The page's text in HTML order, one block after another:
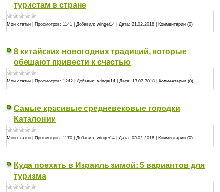
туристам в стране
Мои статьи Просмотров: 1141 Добавил: winger14 Дата: 21.02.2018 Комментарии (0)
8 китайских новогодних традиций, которые
обещают привести к счастью
Мои статьи Просмотров: 1242 Добавил: winger14 Дата: 13.02.2018 Комментарии (0)
Самые красивые средневековые городки
Каталонии
Мои статьи Просмотров: 1170 Добавил: winger14 Дата: 05.02.2018 Комментарии (0)
Куда поехать в Израиль зимой: 5 вариантов для
туризма